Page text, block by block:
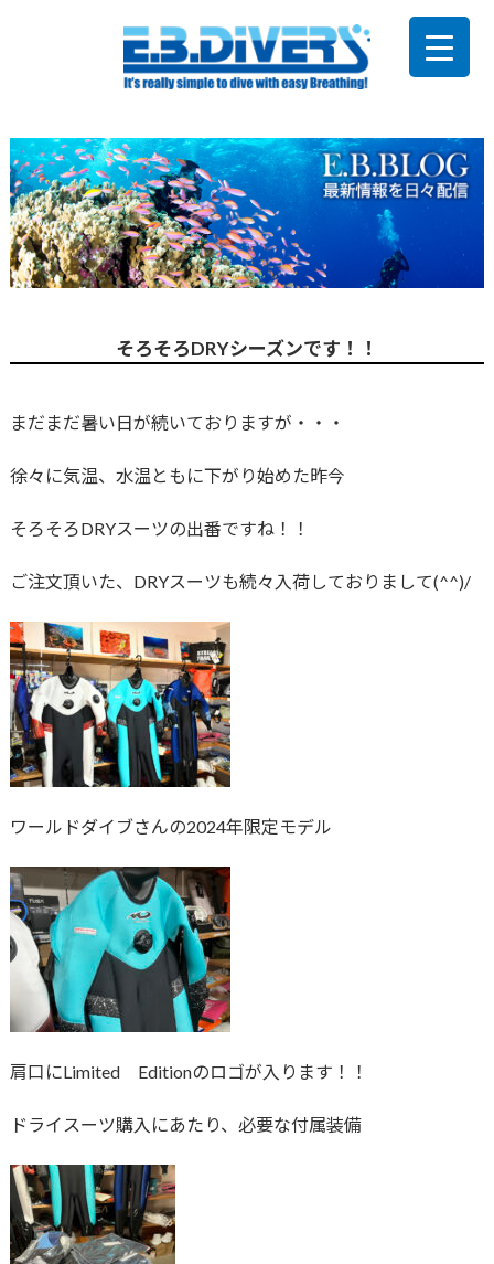
そろそろDRYシーズンです！！
まだまだ暑い日が続いておりますが・・・
徐々に気温、水温ともに下がり始めた昨今
そろそろDRYスーツの出番ですね！！
ご注文頂いた、DRYスーツも続々入荷しておりまして(^^)/
ワールドダイブさんの2024年限定モデル
肩口にLimited Editionのロゴが入ります！！
ドライスーツ購入にあたり、必要な付属装備